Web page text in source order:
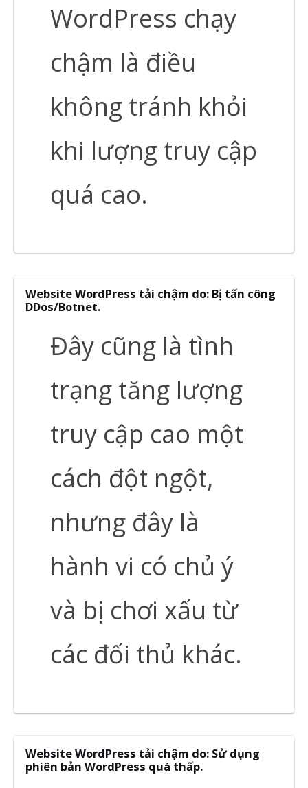
WordPress chạy
chậm là điều
không tránh khỏi
khi lượng truy cập
quá cao.
Website WordPress tải chậm do: Bị tấn công
DDos/Botnet.
Đây cũng là tình
trạng tăng lượng
truy cập cao một
cách đột ngột,
nhưng đây là
hành vi có chủ ý
và bị chơi xấu từ
các đối thủ khác.
Website WordPress tải chậm do: Sử dụng
phiên bản WordPress quá thấp.